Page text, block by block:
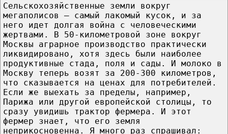
Сельскохозяйственные земли вокруг
мегаполисов — самый лакомый кусок, и за
него идет долгая война с человеческими
жертвами. В 50-километровой зоне вокруг
Москвы аграрное производство практически
ликвидировано, хотя здесь были наиболее
продуктивные стада, поля и сады. И молоко в
Москву теперь возят за 200-300 километров,
что сказывается на ценах для потребителей.
Если же выехать за пределы, например,
Парижа или другой европейской столицы, то
сразу увидишь трактор фермера. И этот
фермер знает, что его земля
неприкосновенна. Я много раз спрашивал: